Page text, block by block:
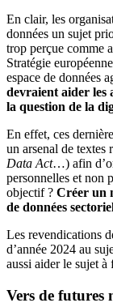
En clair, les
données un sujet
trop perçue comme
Stratégie
espace de données
devraient aider les
la question de la
En effet, ces
un arsenal de textes
Data Act…) afin
personnelles et non
objectif ? Créer un
de données
Les revendications
d’année 2024 au
aussi aider le sujet à
Vers de futures